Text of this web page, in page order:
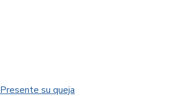
Presente su queja